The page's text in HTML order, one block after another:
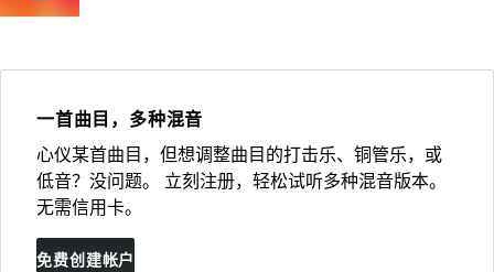
一首曲目，多种混音
心仪某首曲目，但想调整曲目的打击乐、铜管乐，或
低音？没问题。 立刻注册，轻松试听多种混音版本。
无需信用卡。
免费创建帐户